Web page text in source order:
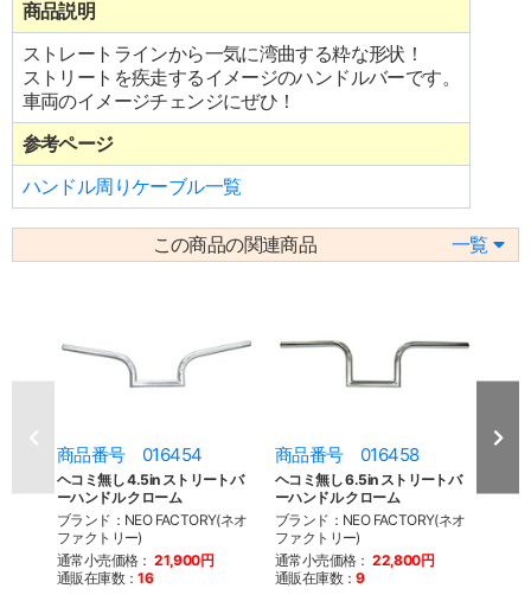
商品説明
ストレートラインから一気に湾曲する粋な形状！
ストリートを疾走するイメージのハンドルバーです。
車両のイメージチェンジにぜひ！
参考ページ
ハンドル周りケーブル一覧
この商品の関連商品 一覧
商品番号 016454
ヘコミ無し 4.5in ストリートバ
ーハンドル クローム
ブランド：NEO FACTORY(ネオ
ファクトリー)
通常小売価格： 21,900円
通販在庫数：16
商品番号 016458
ヘコミ無し 6.5in ストリートバ
ーハンドル クローム
ブランド：NEO FACTORY(ネオ
ファクトリー)
通常小売価格： 22,800円
通販在庫数：9
ーハ